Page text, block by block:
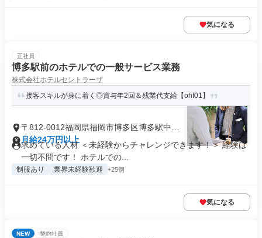
気になる
正社員
博多駅前のホテルでの一般サービス業務
株式会社ホテルセントラーザ
接客スキルが身に着く◎賞与年2回＆残業代支給【ohf01】
〒812-0012福岡県福岡市博多区博多駅中央
街
月給24万円以上
求めている人材 ＜未経験からチャレンジできます！＞ 経験は
一切不問です！ ホテルでの...
制服あり 業界未経験歓迎 +25個
気になる
NEW 契約社員